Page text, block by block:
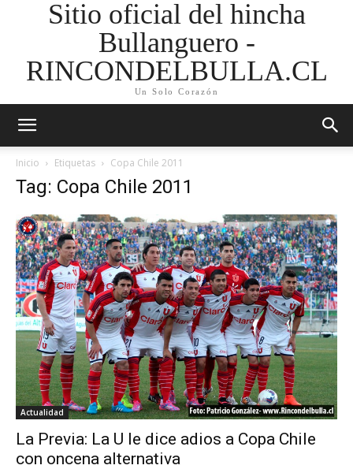
Sitio oficial del hincha
Bullanguero -
RINCONDELBULLA.CL
Un Solo Corazón
Inicio Etiquetas Copa Chile 2011
Tag: Copa Chile 2011
Actualidad
La Previa: La U le dice adios a Copa Chile
con oncena alternativa